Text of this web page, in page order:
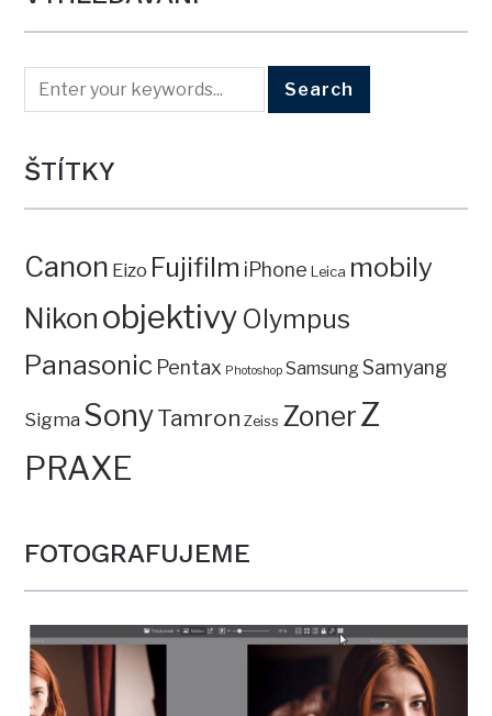
ŠTÍTKY
Canon Eizo Fujifilm iPhone Leica mobily
Nikon objektivy Olympus
Panasonic Pentax Photoshop SamsungSamyang
Sigma SonyTamron Zeiss ZonerZ
PRAXE
FOTOGRAFUJEME